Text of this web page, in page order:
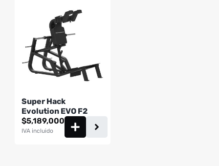
Super Hack
Evolution EVO F2
$5,189,000
IVA incluido